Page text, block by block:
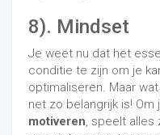
8). Mindset
Je weet nu dat het
conditie te zijn om je
optimaliseren. Maar
net zo belangrijk is!
motiveren, speelt alles